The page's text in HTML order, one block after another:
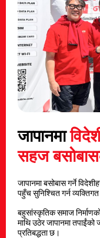
जापानमा
सहज
जापानमा बसोबास गर्ने
पहुँच सुनिश्चित गर्न
बहुसांस्कृतिक समाज
माथि उठेर जापानमा तपाईंको
प्रतिबद्धता छ।